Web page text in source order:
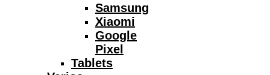
Samsung
Xiaomi
Google
Pixel
Tablets